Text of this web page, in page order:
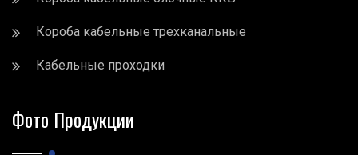
Короба кабельные трехканальные
Кабельные проходки
Фото Продукции